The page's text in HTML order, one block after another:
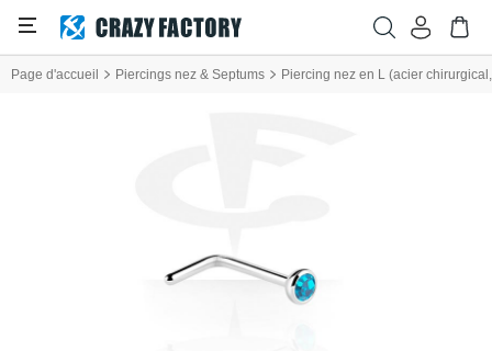
Page d'accueil Piercings nez & Septums Piercing nez en L (acier